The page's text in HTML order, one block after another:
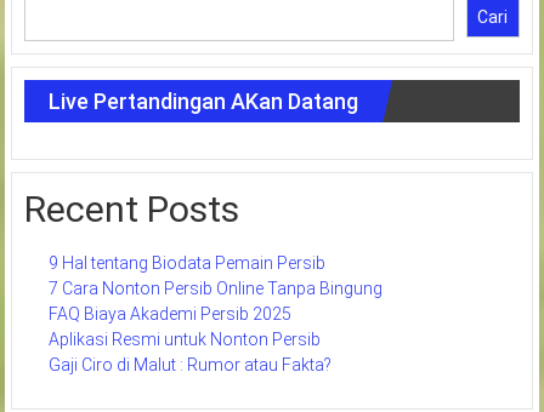
Cari
Live Pertandingan AKan Datang
Recent Posts
9 Hal tentang Biodata Pemain Persib
7 Cara Nonton Persib Online Tanpa Bingung
FAQ Biaya Akademi Persib 2025
Aplikasi Resmi untuk Nonton Persib
Gaji Ciro di Malut : Rumor atau Fakta?